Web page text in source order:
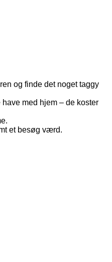
og finde det noget taggy
med hjem – de koster
et besøg værd.